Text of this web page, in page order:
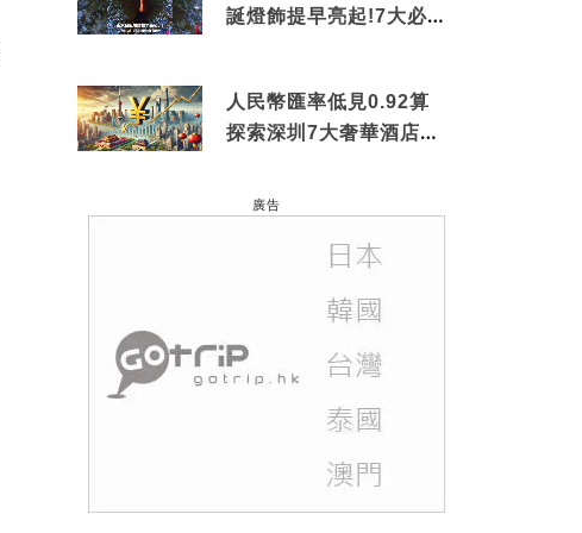
誕燈飾提早亮起!7大必去
人民幣匯率低見0.92算
探索深圳7大奢華酒店體
廣告